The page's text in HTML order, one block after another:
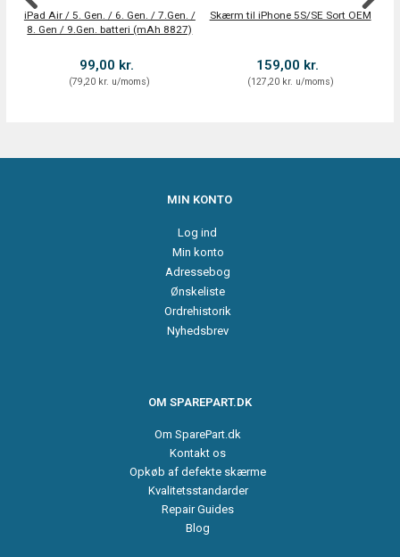
iPad Air / 5. Gen. / 6. Gen. / 7.Gen. /
8. Gen / 9.Gen. batteri (mAh 8827)
99,00 kr.
(79,20 kr. u/moms)
Skærm til iPhone 5S/SE Sort OEM
159,00 kr.
(127,20 kr. u/moms)
MIN KONTO
Log ind
Min konto
Adressebog
Ønskeliste
Ordrehistorik
Nyhedsbrev
OM SPAREPART.DK
Om SparePart.dk
Kontakt os
Opkøb af defekte skærme
Kvalitetsstandarder
Repair Guides
Blog